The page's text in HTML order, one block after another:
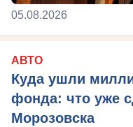
05.08.2026
АВТО
Куда ушли
фонда: что уже
Морозовска